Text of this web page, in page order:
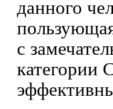
данного
с
категории